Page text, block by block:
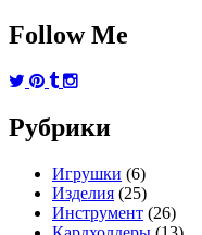
Follow Me
Рубрики
Игрушки (6)
Изделия (25)
Инструмент (26)